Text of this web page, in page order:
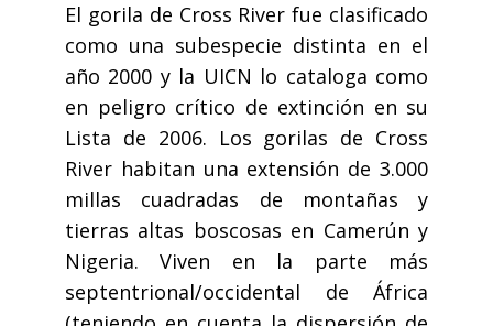
El gorila de Cross River fue clasificado
como una subespecie distinta en el
año 2000 y la UICN lo cataloga como
en peligro crítico de extinción en su
Lista de 2006. Los gorilas de Cross
River habitan una extensión de 3.000
millas cuadradas de montañas y
tierras altas boscosas en Camerún y
Nigeria. Viven en la parte más
septentrional/occidental de África